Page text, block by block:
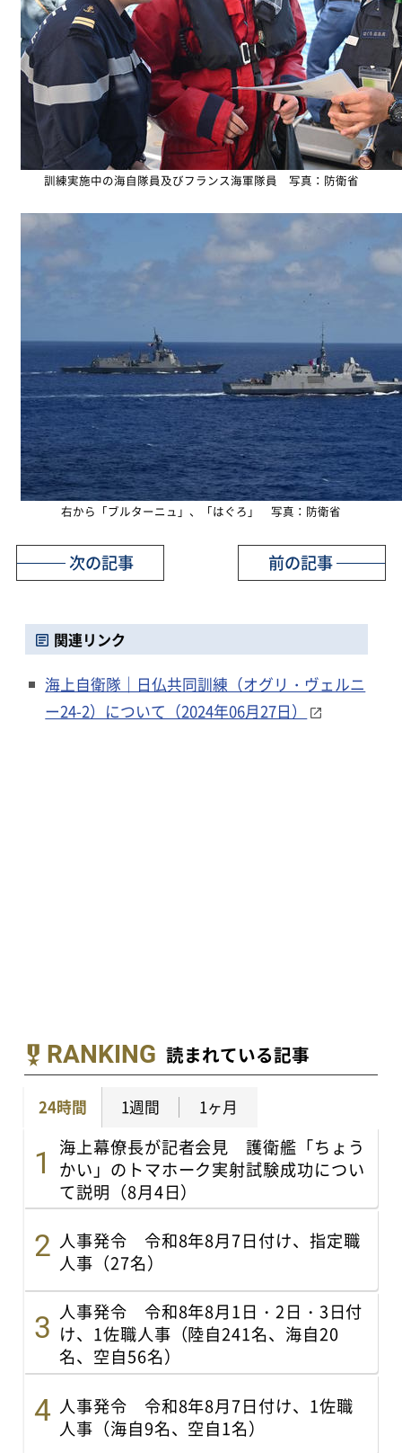
訓練実施中の海自隊員及びフランス海軍隊員 写真：防衛省
右から「ブルターニュ」、「はぐろ」 写真：防衛省
前の記事
次の記事
関連リンク
海上自衛隊｜日仏共同訓練（オグリ・ヴェルニ
ー24-2）について（2024年06月27日）
RANKING 読まれている記事
24時間 1週間 1ヶ月
海上幕僚長が記者会見 護衛艦「ちょう
かい」のトマホーク実射試験成功につい
て説明（8月4日）
人事発令 令和8年8月7日付け、指定職
人事（27名）
人事発令 令和8年8月1日・2日・3日付
け、1佐職人事（陸自241名、海自20
名、空自56名）
人事発令 令和8年8月7日付け、1佐職
人事（海自9名、空自1名）